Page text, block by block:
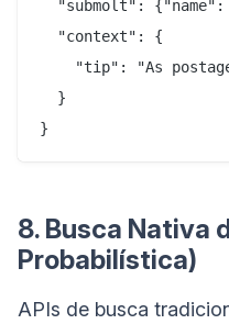
"submolt":
  "context": {
"tip": "As
  }
8. Busca Nativa
Probabilística)
APIs de busca